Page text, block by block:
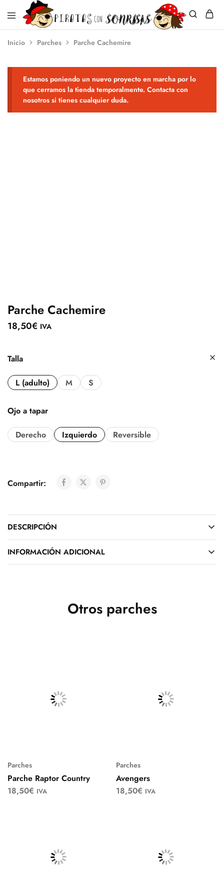
Piratas
con
Ningún
niño
sonrisa
Inicio Parches Parche Cachemire
Estamos poniendo un nuevo proyecto en marcha por lo
que cerramos la tienda temporalmente. Contacta con
nosotros si tienes cualquier duda.
Parche Cachemire
18,50€ IVA
Talla
L (adulto) M S
Ojo a tapar
Derecho Izquierdo Reversible
Compartir:
DESCRIPCIÓN
INFORMACIÓN ADICIONAL
Otros parches
Parches
Parche Raptor Country
18,50€ IVA
Parches
Avengers
18,50€ IVA